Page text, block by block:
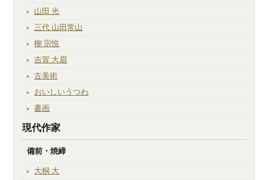
山田 光
三代 山田常山
柳 宗悦
吉賀 大眉
古美術
おいしいうつわ
書画
現代作家
備前・焼締
大桐 大